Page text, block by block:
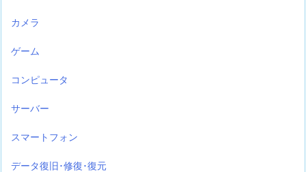
カメラ
ゲーム
コンピュータ
サーバー
スマートフォン
データ復旧･修復･復元